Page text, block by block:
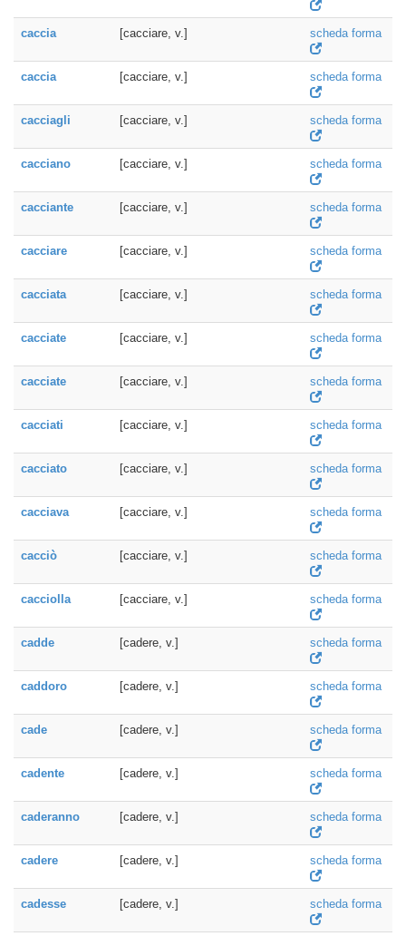
caccia [cacciare, v.] scheda forma
caccia [cacciare, v.] scheda forma
cacciagli [cacciare, v.] scheda forma
cacciano [cacciare, v.] scheda forma
cacciante [cacciare, v.] scheda forma
cacciare [cacciare, v.] scheda forma
cacciata [cacciare, v.] scheda forma
cacciate [cacciare, v.] scheda forma
cacciate [cacciare, v.] scheda forma
cacciati [cacciare, v.] scheda forma
cacciato [cacciare, v.] scheda forma
cacciava [cacciare, v.] scheda forma
cacciò [cacciare, v.] scheda forma
cacciolla [cacciare, v.] scheda forma
cadde [cadere, v.] scheda forma
caddoro [cadere, v.] scheda forma
cade [cadere, v.] scheda forma
cadente [cadere, v.] scheda forma
caderanno [cadere, v.] scheda forma
cadere [cadere, v.] scheda forma
cadesse [cadere, v.] scheda forma